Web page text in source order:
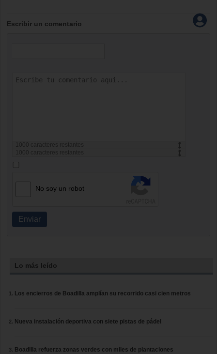
Escribir un comentario
caracteres restantes
caracteres restantes
No soy un robot
Enviar
Lo más leído
Los encierros de Boadilla amplían su recorrido casi cien metros
Nueva instalación deportiva con siete pistas de pádel
Boadilla refuerza zonas verdes con miles de plantaciones